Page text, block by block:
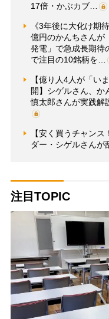
17倍・かぶカブ…
《3年後に大化け期
億円のかんちさんが
発電」で急成長期待
で注目の10銘柄を…
【億り人4人が「い
開】シゲルさん、か
慎太郎さんが実践
【安く買うチャン
ダー・シゲルさんが
注目TOPIC